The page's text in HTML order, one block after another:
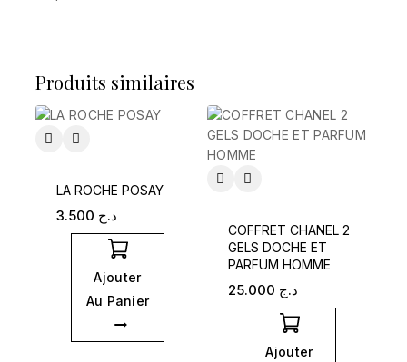
Produits similaires
LA ROCHE POSAY
د.ج
Ajouter
Au Panier
COFFRET CHANEL 2
GELS DOCHE ET
PARFUM HOMME
د.ج
Ajouter